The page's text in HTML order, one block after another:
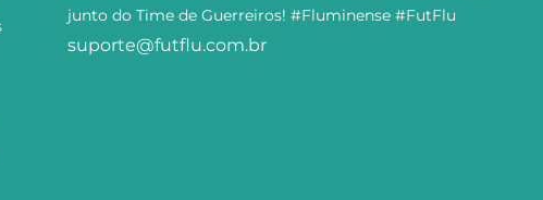
junto do Time de Guerreiros! #Fluminense #FutFlu
suporte@futflu.com.br